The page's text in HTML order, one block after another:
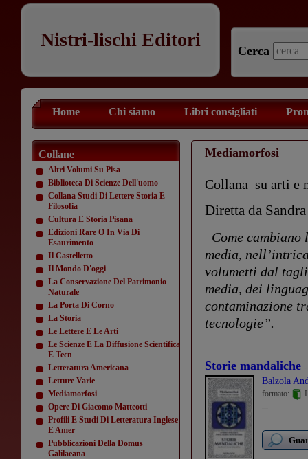
Nistri-lischi Editori
Cerca
Home Chi siamo Libri consigliati
Collane
Altri Volumi Su Pisa
Biblioteca Di Scienze Dell'uomo
Collana Studi Di Lettere Storia E
Filosofia
Cultura E Storia Pisana
Edizioni Rare O In Via Di
Esaurimento
Il Castelletto
Il Mondo D'oggi
La Conservazione Del Patrimonio
Naturale
La Porta Di Corno
La Storia
Le Lettere E Le Arti
Le Scienze E La Diffusione Scientifica
E Tecn
Letteratura Americana
Letture Varie
Mediamorfosi
Opere Di Giacomo Matteotti
Profili E Studi Di Letteratura Inglese
E Amer
Pubblicazioni Della Domus
Galilaeana
Mediamorfosi
Collana su arti e
Diretta da
Come
media,
volumetti dal
media, dei
contaminazione
tecnologie”.
Storie mandaliche -
Balzola
formato:
...